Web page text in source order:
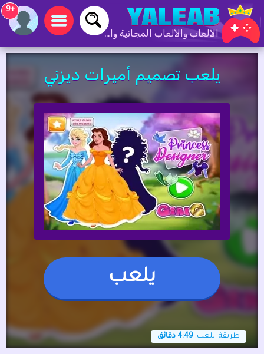
الألعاب والألعاب المجانية والألعاب عبر الإنترنت
+9
يلعب تصميم أميرات ديزني
يلعب
طريقة اللعب: 4:49 دقائق